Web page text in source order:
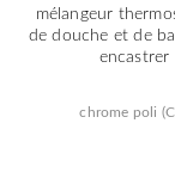
mélangeur
de douche et de
encastrer
chrome poli